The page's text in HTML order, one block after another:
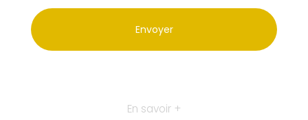
En savoir +